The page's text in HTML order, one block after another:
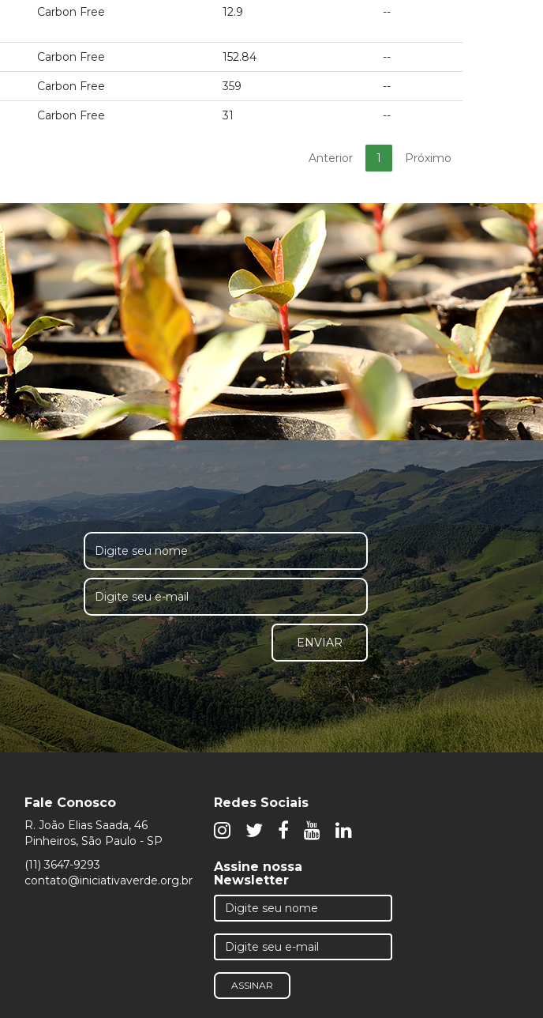
Carbon Free 12.9 --
Carbon Free 152.84 --
Carbon Free 359 --
Carbon Free 31 --
Anterior 1 Próximo
ENVIAR
Fale Conosco
R. João Elias Saada, 46
Pinheiros, São Paulo - SP
(11) 3647-9293
contato@iniciativaverde.org.br
Redes Sociais
Assine nossa
Newsletter
ASSINAR